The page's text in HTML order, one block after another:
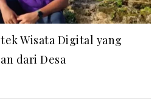
Wisata Digital yang
dari Desa